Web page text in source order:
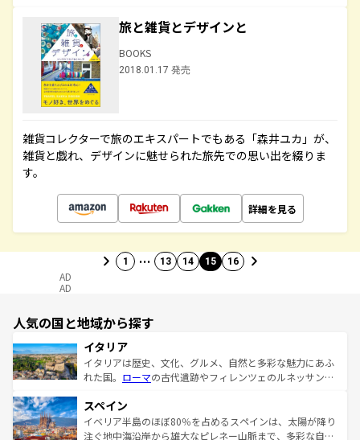
旅と雑貨とデザインと
BOOKS
2018.01.17 発売
雑貨コレクターで旅のエキスパートでもある「森井ユカ」が、
雑貨と戯れ、デザインに魅せられた旅先での思い出を綴りま
す。
詳細を見る
1 … 13 14 15 16
AD
AD
人気の国と地域から探す
イタリア
イタリアは歴史、文化、グルメ、自然と多彩な魅力にあふ
れた国。 ローマの古代遺跡やフィレンツェのルネッサンス
ろん、トスカーナの美しい田園風景やアマルフィ海岸の絶
景など、自然景観も見逃せない。観光の合間には、本場の
ピザやパスタなど、絶品のイタリア料理を堪能することも
スペイン
イベリア半島のほぼ80％を占めるスペインは、太陽が降り
注ぐ地中海沿岸から雄大なピレネー山脈まで、多彩な自然